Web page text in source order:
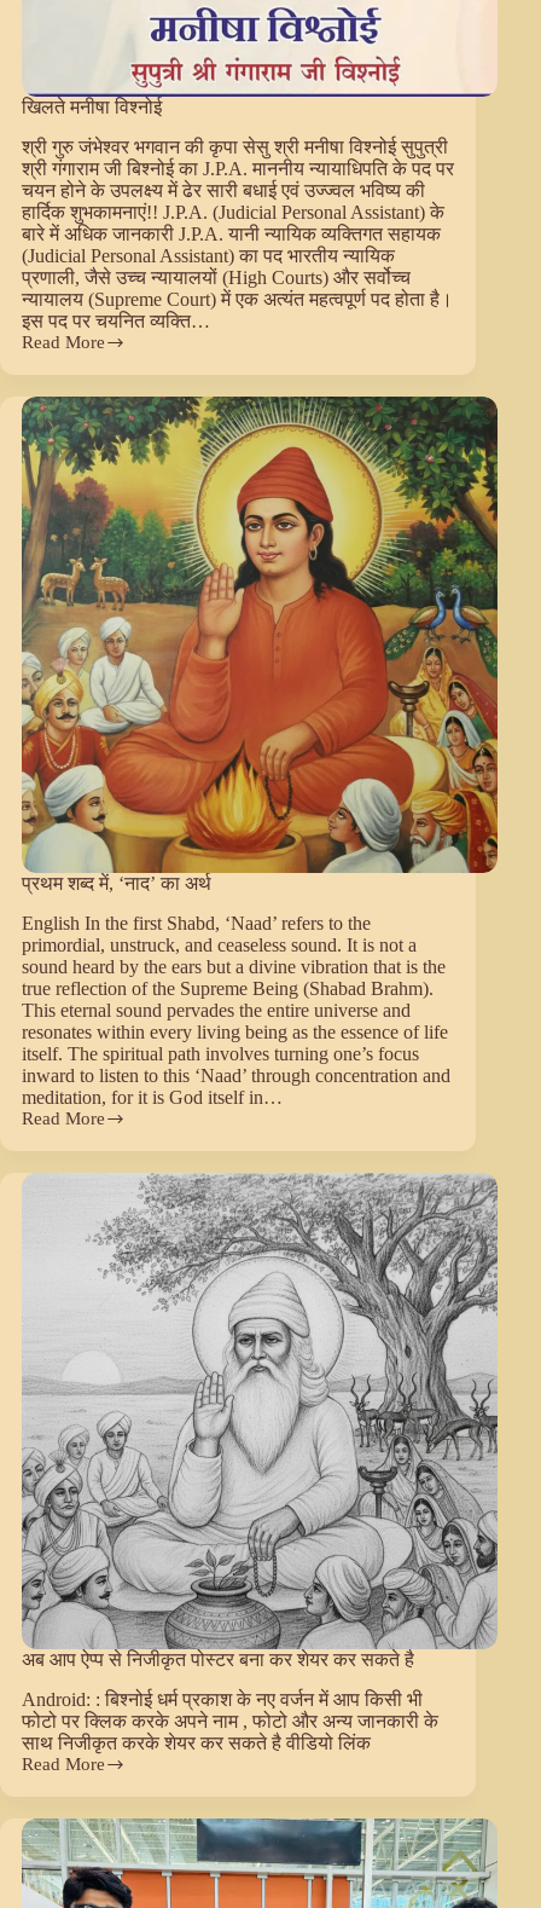
खिलते मनीषा विश्नोई
श्री गुरु जंभेश्वर भगवान की कृपा सेसु श्री मनीषा विश्नोई सुपुत्री
श्री गंगाराम जी बिश्नोई का J.P.A. माननीय न्यायाधिपति के पद पर
चयन होने के उपलक्ष्य में ढेर सारी बधाई एवं उज्ज्वल भविष्य की
हार्दिक शुभकामनाएं!! J.P.A. (Judicial Personal Assistant) के
बारे में अधिक जानकारी J.P.A. यानी न्यायिक व्यक्तिगत सहायक
(Judicial Personal Assistant) का पद भारतीय न्यायिक
प्रणाली, जैसे उच्च न्यायालयों (High Courts) और सर्वोच्च
न्यायालय (Supreme Court) में एक अत्यंत महत्वपूर्ण पद होता है।
इस पद पर चयनित व्यक्ति…
Read More
खिलते
प्रथम शब्द में, ‘नाद’ का अर्थ
English In the first Shabd, ‘Naad’ refers to the
primordial, unstruck, and ceaseless sound. It is not a
sound heard by the ears but a divine vibration that is the
true reflection of the Supreme Being (Shabad Brahm).
This eternal sound pervades the entire universe and
resonates within every living being as the essence of life
itself. The spiritual path involves turning one’s focus
inward to listen to this ‘Naad’ through concentration and
meditation, for it is God itself in…
Read More
प्रथम
‘नाद’
अब आप ऐप्प से निजीकृत पोस्टर बना कर शेयर कर सकते है
Android: : बिश्नोई धर्म प्रकाश के नए वर्जन में आप किसी भी
फोटो पर क्लिक करके अपने नाम , फोटो और अन्य जानकारी के
साथ निजीकृत करके शेयर कर सकते है वीडियो लिंक
Read More
अब
ऐप्प
से
निजीकृत
पोस्टर
बना